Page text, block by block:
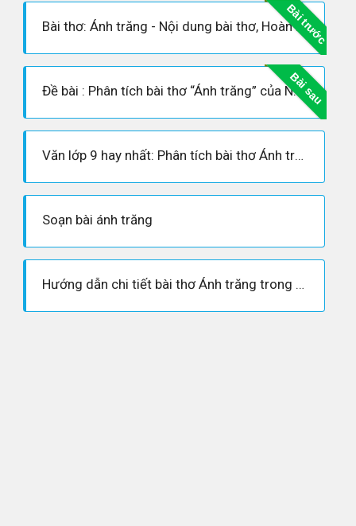
Bài trước
Bài thơ: Ánh trăng - Nội dung bài thơ, Hoàn cảnh sáng tác, Dàn ý phân tích tác phẩm
Bài sau
Đề bài : Phân tích bài thơ “Ánh trăng” của Nguyễn Duy.
Văn lớp 9 hay nhất: Phân tích bài thơ Ánh trăng của Nguyễn Duy
Soạn bài ánh trăng
Hướng dẫn chi tiết bài thơ Ánh trăng trong Ngữ văn 9